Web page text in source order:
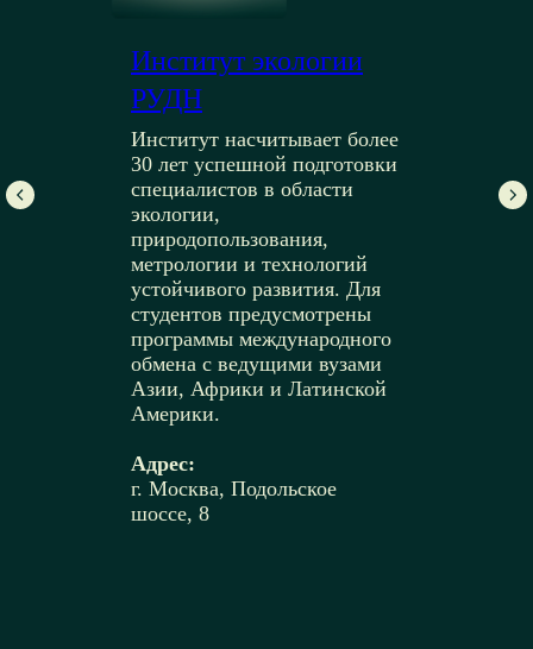
Институт экологии
РУДН
Институт насчитывает более
30 лет успешной подготовки
специалистов в области
экологии,
природопользования,
метрологии и технологий
устойчивого развития. Для
студентов предусмотрены
программы международного
обмена с ведущими вузами
Азии, Африки и Латинской
Америки.
Адрес:
г. Москва, Подольское
шоссе, 8